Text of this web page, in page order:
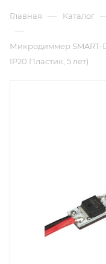
Главная — Каталог
—
Микродиммер SMART-
IP20 Пластик, 5 лет)